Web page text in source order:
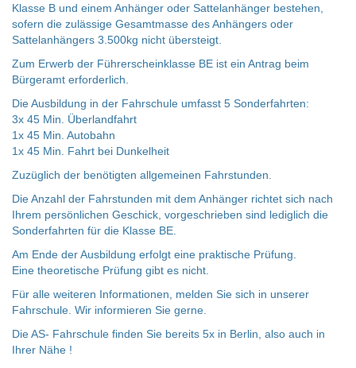
Klasse B und einem Anhänger oder Sattelanhänger bestehen,
sofern die zulässige Gesamtmasse des Anhängers oder
Sattelanhängers 3.500kg nicht übersteigt.
Zum Erwerb der Führerscheinklasse BE ist ein Antrag beim
Bürgeramt erforderlich.
Die Ausbildung in der Fahrschule umfasst 5 Sonderfahrten:
3x 45 Min. Überlandfahrt
1x 45 Min. Autobahn
1x 45 Min. Fahrt bei Dunkelheit
Zuzüglich der benötigten allgemeinen Fahrstunden.
Die Anzahl der Fahrstunden mit dem Anhänger richtet sich nach
Ihrem persönlichen Geschick, vorgeschrieben sind lediglich die
Sonderfahrten für die Klasse BE.
Am Ende der Ausbildung erfolgt eine praktische Prüfung.
Eine theoretische Prüfung gibt es nicht.
Für alle weiteren Informationen, melden Sie sich in unserer
Fahrschule. Wir informieren Sie gerne.
Die AS- Fahrschule finden Sie bereits 5x in Berlin, also auch in
Ihrer Nähe !